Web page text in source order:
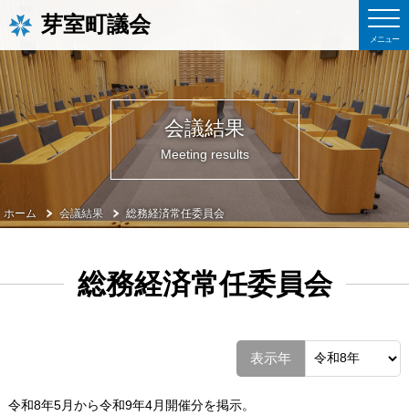
芽室町議会
会議結果
Meeting results
ホーム 会議結果 総務経済常任委員会
総務経済常任委員会
表示年
令和8年5月から令和9年4月開催分を掲示。